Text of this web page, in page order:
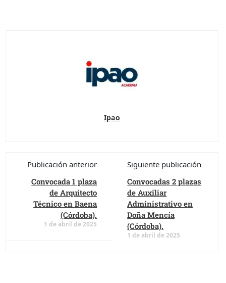
Ipao
Publicación anterior
Convocada 1 plaza
de Arquitecto
Técnico en Baena
(Córdoba).
1 de abril de 2025
Siguiente publicación
Convocadas 2 plazas
de Auxiliar
Administrativo en
Doña Mencía
(Córdoba).
1 de abril de 2025